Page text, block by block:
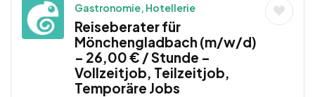
Gastronomie, Hotellerie
Reiseberater für
Mönchengladbach (m/w/d)
– 26,00 € / Stunde –
Vollzeitjob, Teilzeitjob,
Temporäre Jobs